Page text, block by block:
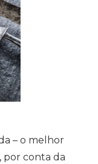
– o melhor
por conta da